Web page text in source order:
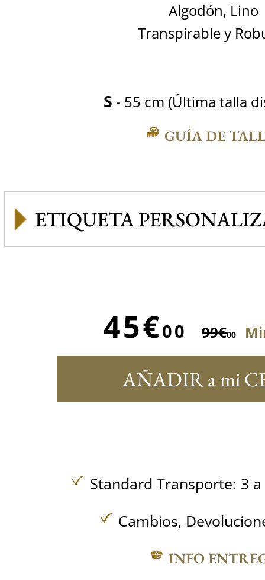
Algodón, Lino
Transpirable y
S - 55 cm (Última talla
GUÍA DE
ETIQUETA
45€00 99€00
AÑADIR a mi
Standard Transporte: 3
Cambios,
INFO